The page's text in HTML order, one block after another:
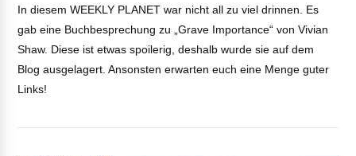
In diesem WEEKLY PLANET war nicht all zu viel drinnen. Es
gab eine Buchbesprechung zu „Grave Importance“ von Vivian
Shaw. Diese ist etwas spoilerig, deshalb wurde sie auf dem
Blog ausgelagert. Ansonsten erwarten euch eine Menge guter
Links!